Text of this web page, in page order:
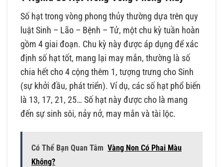
Số hạt trong vòng phong thủy thường dựa trên quy
luật Sinh – Lão – Bệnh – Tử, một chu kỳ tuần hoàn
gồm 4 giai đoạn. Chu kỳ này được áp dụng để xác
định số hạt tốt, mang lại may mắn, thường là số
chia hết cho 4 cộng thêm 1, tượng trưng cho Sinh
(sự khởi đầu, phát triển). Ví dụ, các số hạt phổ biến
là 13, 17, 21, 25… Số hạt này được cho là mang
đến sự sinh sôi, nảy nở, may mắn và tài lộc.
Có Thể Bạn Quan Tâm Vàng Non Có Phai Màu
Không?